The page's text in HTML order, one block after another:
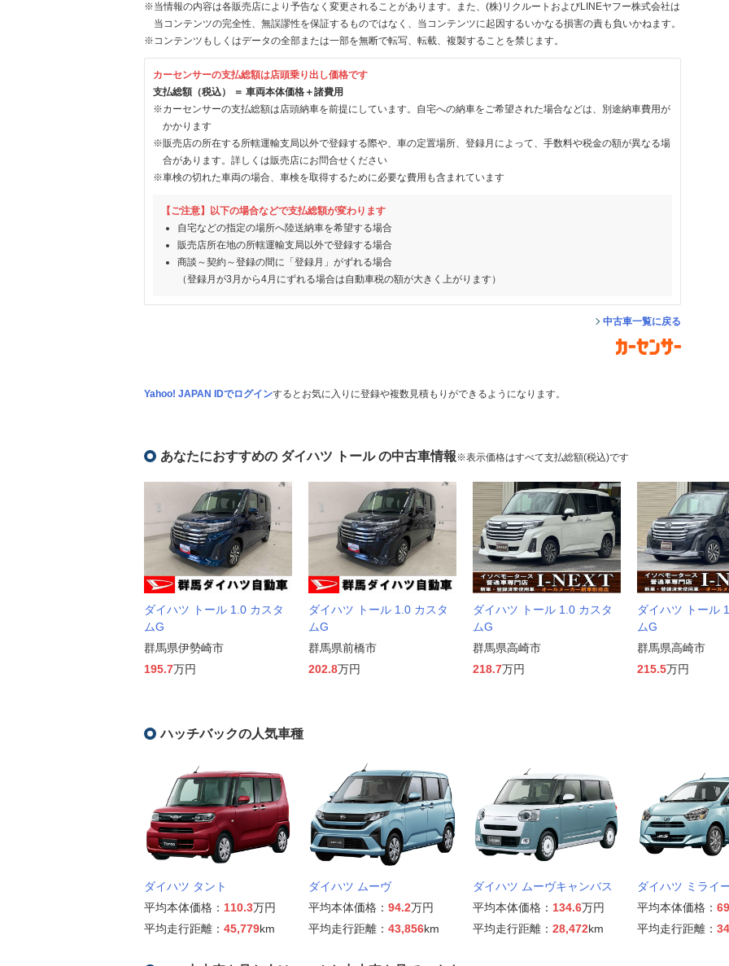
※当情報の内容は各販売店により予告なく変更されることがあります。また、(株)リクルートおよびLINEヤフー株式会社は
当コンテンツの完全性、無誤謬性を保証するものではなく、当コンテンツに起因するいかなる損害の責も負いかねます。
※コンテンツもしくはデータの全部または一部を無断で転写、転載、複製することを禁じます。
カーセンサーの支払総額は店頭乗り出し価格です
支払総額（税込） ＝ 車両本体価格＋諸費用
※カーセンサーの支払総額は店頭納車を前提にしています。自宅への納車をご希望された場合などは、別途納車費用が
かかります
※販売店の所在する所轄運輸支局以外で登録する際や、車の定置場所、登録月によって、手数料や税金の額が異なる場
合があります。詳しくは販売店にお問合せください
※車検の切れた車両の場合、車検を取得するために必要な費用も含まれています
【ご注意】以下の場合などで支払総額が変わります
自宅などの指定の場所へ陸送納車を希望する場合
販売店所在地の所轄運輸支局以外で登録する場合
商談～契約～登録の間に「登録月」がずれる場合
（登録月が3月から4月にずれる場合は自動車税の額が大きく上がります）
中古車一覧に戻る
Yahoo! JAPAN IDでログインするとお気に入りに登録や複数見積もりができるようになります。
あなたにおすすめの ダイハツ トール の中古車情報※表示価格はすべて支払総額(税込)です
ダイハツ トール 1.0 カスタ
ムG
群馬県伊勢崎市
195.7万円
ダイハツ トール 1.0 カスタ
ムG
群馬県前橋市
202.8万円
ダイハツ トール 1.0 カスタ
ムG
群馬県高崎市
218.7万円
ダイハツ トール
ムG
群馬県高崎市
215.5万円
ハッチバックの人気車種
ダイハツ タント
平均本体価格： 110.3万円
平均走行距離： 45,779km
ダイハツ ムーヴ
平均本体価格： 94.2万円
平均走行距離： 43,856km
ダイハツ ムーヴキャンバス
平均本体価格： 134.6万円
平均走行距離： 28,472km
ダイハツ ミライ
平均本体価格：
平均走行距離：